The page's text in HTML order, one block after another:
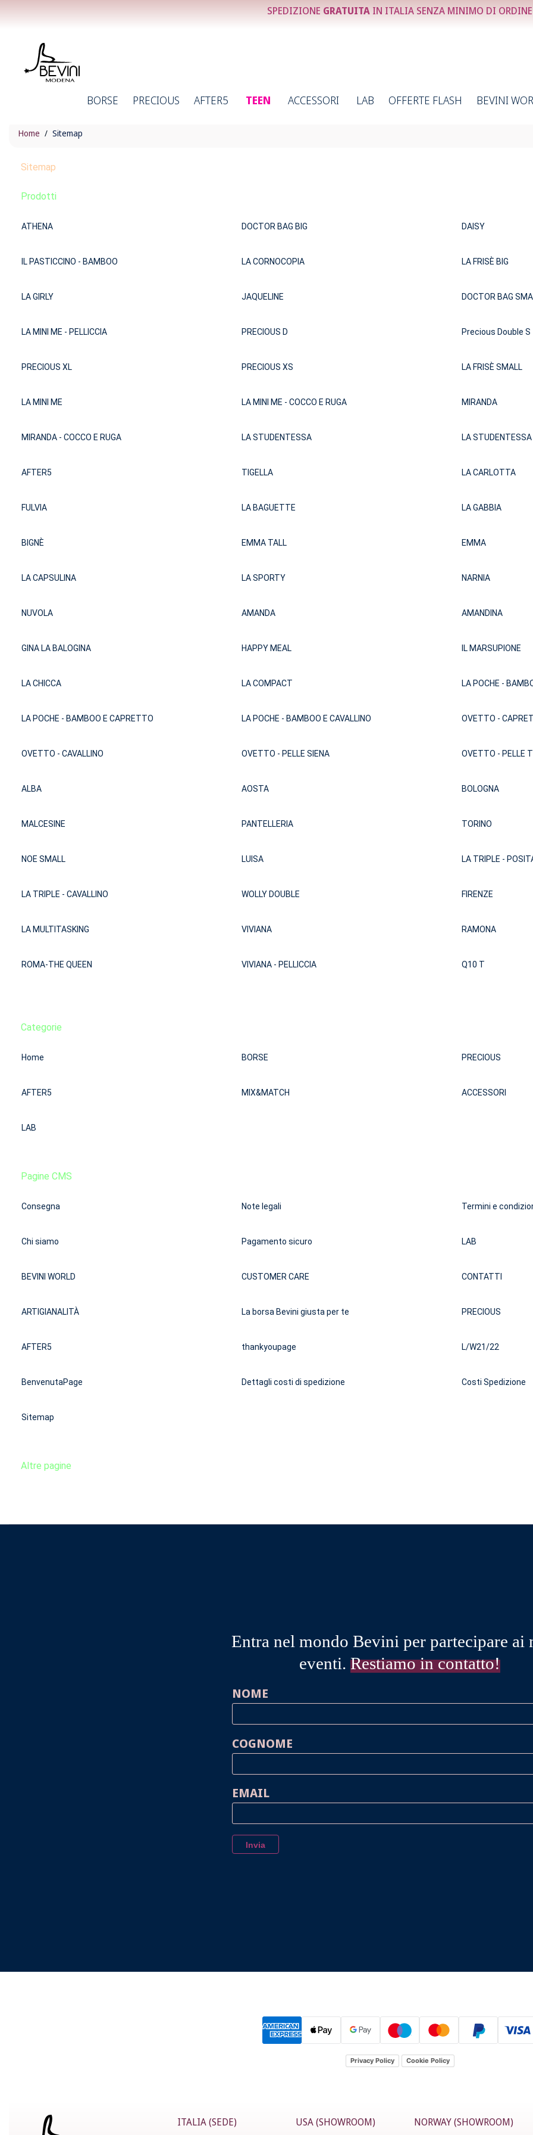
SPEDIZIONE GRATUITA IN ITALIA SENZA MINIMO DI ORDINE
BORSE PRECIOUS AFTER5 TEEN ACCESSORI LAB OFFERTE FLASH BEVINI
Home Sitemap
Sitemap
Prodotti
ATHENA DOCTOR BAG BIG DAISY
IL PASTICCINO - BAMBOO LA CORNOCOPIA LA FRISÈ BIG
LA GIRLY JAQUELINE DOCTOR BAG
LA MINI ME - PELLICCIA PRECIOUS D Precious Double S
PRECIOUS XL PRECIOUS XS LA FRISÈ SMALL
LA MINI ME LA MINI ME - COCCO E RUGA MIRANDA
MIRANDA - COCCO E RUGA LA STUDENTESSA LA
AFTER5 TIGELLA LA CARLOTTA
FULVIA LA BAGUETTE LA GABBIA
BIGNÈ EMMA TALL EMMA
LA CAPSULINA LA SPORTY NARNIA
NUVOLA AMANDA AMANDINA
GINA LA BALOGINA HAPPY MEAL IL MARSUPIONE
LA CHICCA LA COMPACT LA POCHE -
LA POCHE - BAMBOO E CAPRETTO LA POCHE - BAMBOO E CAVALLINO OVETTO -
OVETTO - CAVALLINO OVETTO - PELLE SIENA OVETTO - PELLE
ALBA AOSTA BOLOGNA
MALCESINE PANTELLERIA TORINO
NOE SMALL LUISA LA TRIPLE -
LA TRIPLE - CAVALLINO WOLLY DOUBLE FIRENZE
LA MULTITASKING VIVIANA RAMONA
ROMA-THE QUEEN VIVIANA - PELLICCIA Q10 T
Categorie
Home BORSE PRECIOUS
AFTER5 MIX&MATCH ACCESSORI
LAB
Pagine CMS
Consegna Note legali Termini e
Chi siamo Pagamento sicuro LAB
BEVINI WORLD CUSTOMER CARE CONTATTI
ARTIGIANALITÀ La borsa Bevini giusta per te PRECIOUS
AFTER5 thankyoupage L/W21/22
BenvenutaPage Dettagli costi di spedizione Costi Spedizione
Sitemap
Altre pagine
Entra nel mondo Bevini per partecipare ai
eventi. Restiamo in contatto!
NOME
COGNOME
EMAIL
Privacy Policy Cookie Policy
ITALIA (SEDE) USA (SHOWROOM) NORWAY (SHOWROOM)